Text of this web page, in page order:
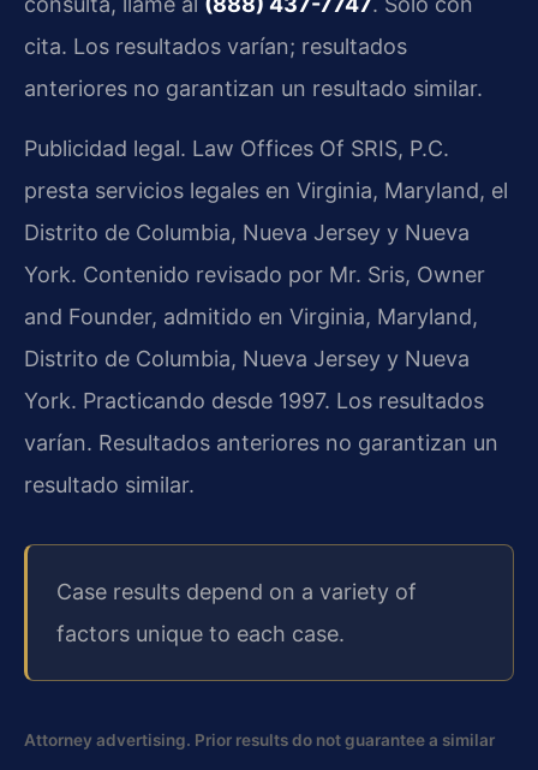
cita. Los resultados varían; resultados
anteriores no garantizan un resultado similar.
Publicidad legal. Law Offices Of SRIS, P.C.
presta servicios legales en Virginia, Maryland, el
Distrito de Columbia, Nueva Jersey y Nueva
York. Contenido revisado por Mr. Sris, Owner
and Founder, admitido en Virginia, Maryland,
Distrito de Columbia, Nueva Jersey y Nueva
York. Practicando desde 1997. Los resultados
varían. Resultados anteriores no garantizan un
resultado similar.
Case results depend on a variety of
factors unique to each case.
Attorney advertising. Prior results do not guarantee a similar